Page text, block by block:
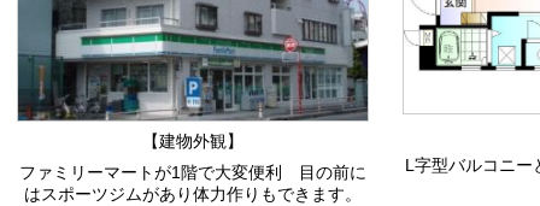
【建物外観】
ファミリーマートが1階で大変便利 目の前に
はスポーツジムがあり体力作りもできます。
L字型バルコニー